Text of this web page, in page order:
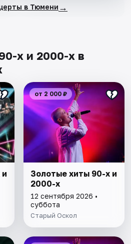
в Тюмени →
х и 2000-х в
от 2 000 ₽
Золотые хиты 90-х и
2000-х
12 сентября 2026 •
суббота
Старый Оскол